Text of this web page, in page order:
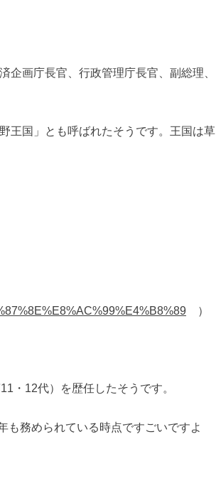
企画庁長官、行政管理庁長官、副総理、
王国」とも呼ばれたそうです。王国は草
）
・12代）を歴任したそうです。
も務められている時点ですごいですよ